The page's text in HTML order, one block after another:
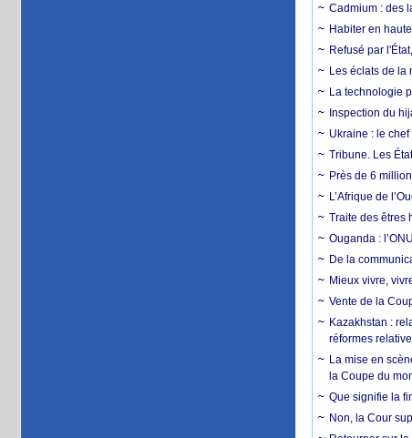
Cadmium : des
Habiter en
Refusé par
Les éclats de la
La technologie
Inspection du
Ukraine : le
Tribune. Les
Près de 6
L’Afrique de
Traite des êtres
Ouganda :
De la
Mieux vivre,
Vente de la
Kazakhstan :
réformes
La mise en
la Coupe du
Que signifie la
Non, la Cour